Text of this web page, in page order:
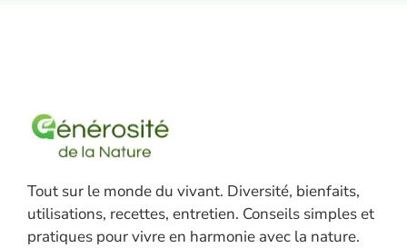
Tout sur le monde du vivant. Diversité, bienfaits,
utilisations, recettes, entretien. Conseils simples et
pratiques pour vivre en harmonie avec la nature.